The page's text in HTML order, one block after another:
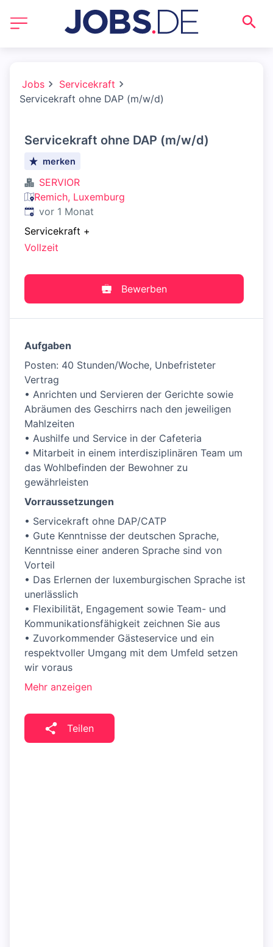
Jobs
Servicekraft
Servicekraft ohne DAP (m/w/d)
Servicekraft ohne DAP (m/w/d)
merken
SERVIOR
Remich, Luxemburg
Veröffentlicht:
vor 1 Monat
Servicekraft +
Vollzeit
Bewerben
Aufgaben
Posten: 40 Stunden/Woche, Unbefristeter
Vertrag
• Anrichten und Servieren der Gerichte sowie
Abräumen des Geschirrs nach den jeweiligen
Mahlzeiten
• Aushilfe und Service in der Cafeteria
• Mitarbeit in einem interdisziplinären Team um
das Wohlbefinden der Bewohner zu
gewährleisten
Vorraussetzungen
• Servicekraft ohne DAP/CATP
• Gute Kenntnisse der deutschen Sprache,
Kenntnisse einer anderen Sprache sind von
Vorteil
• Das Erlernen der luxemburgischen Sprache ist
unerlässlich
• Flexibilität, Engagement sowie Team- und
Kommunikationsfähigkeit zeichnen Sie aus
• Zuvorkommender Gästeservice und ein
respektvoller Umgang mit dem Umfeld setzen
wir voraus
Mehr anzeigen
Teilen